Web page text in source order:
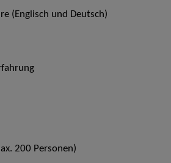
(Englisch und Deutsch)
200 Personen)